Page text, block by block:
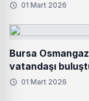
01 Mart 2026
Bursa
vatandaşı
01 Mart 2026